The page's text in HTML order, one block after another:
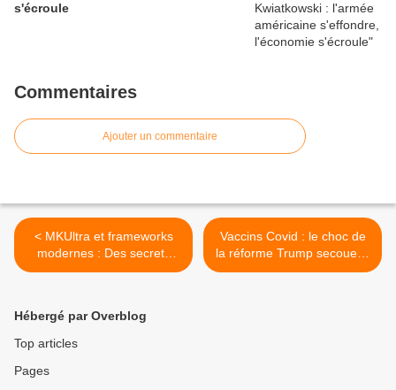
s'écroule
Commentaires
Ajouter un commentaire
< MKUltra et frameworks
modernes : Des secrets
d’un programme de
de l’information
Vaccins Covid : le choc de
la réforme Trump secoue la
santé publique >
Hébergé par Overblog
Top articles
Pages